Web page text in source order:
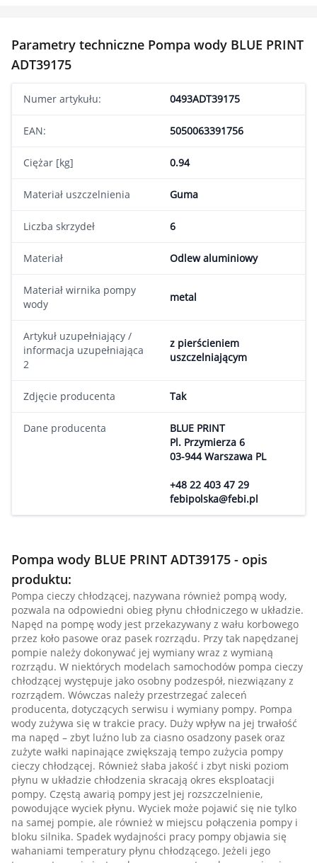
Parametry techniczne Pompa wody BLUE PRINT
ADT39175
Numer artykułu: 0493ADT39175
EAN: 5050063391756
Ciężar [kg] 0.94
Materiał uszczelnienia Guma
Liczba skrzydeł 6
Materiał Odlew aluminiowy
Materiał wirnika pompy
wody
metal
Artykuł uzupełniający /
informacja uzupełniająca
2
z pierścieniem
uszczelniającym
Zdjęcie producenta Tak
Dane producenta
BLUE PRINT
Pl. Przymierza 6
03-944 Warszawa PL
+48 22 403 47 29
febipolska@febi.pl
Pompa wody BLUE PRINT ADT39175 - opis
produktu:
Pompa cieczy chłodzącej, nazywana również pompą wody,
pozwala na odpowiedni obieg płynu chłodniczego w układzie.
Napęd na pompę wody jest przekazywany z wału korbowego
przez koło pasowe oraz pasek rozrządu. Przy tak napędzanej
pompie należy dokonywać jej wymiany wraz z wymianą
rozrządu. W niektórych modelach samochodów pompa cieczy
chłodzącej występuje jako osobny podzespół, niezwiązany z
rozrządem. Wówczas należy przestrzegać zaleceń
producenta, dotyczących serwisu i wymiany pompy. Pompa
wody zużywa się w trakcie pracy. Duży wpływ na jej trwałość
ma napęd – zbyt luźno lub za ciasno osadzony pasek oraz
zużyte wałki napinające zwiększają tempo zużycia pompy
cieczy chłodzącej. Również słaba jakość i zbyt niski poziom
płynu w układzie chłodzenia skracają okres eksploatacji
pompy. Częstą awarią pompy jest jej rozszczelnienie,
powodujące wyciek płynu. Wyciek może pojawić się nie tylko
na samej pompie, ale również w miejscu połączenia pompy i
bloku silnika. Spadek wydajności pracy pompy objawia się
wahaniami temperatury płynu chłodzącego. Jeżeli jego